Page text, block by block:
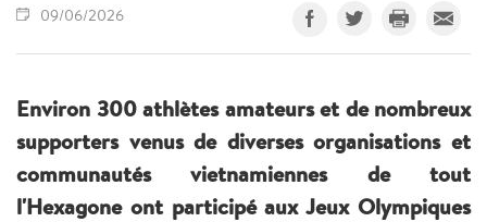
09/06/2026
Environ 300 athlètes amateurs et de nombreux
supporters venus de diverses organisations et
communautés vietnamiennes de tout
l'Hexagone ont participé aux Jeux Olympiques